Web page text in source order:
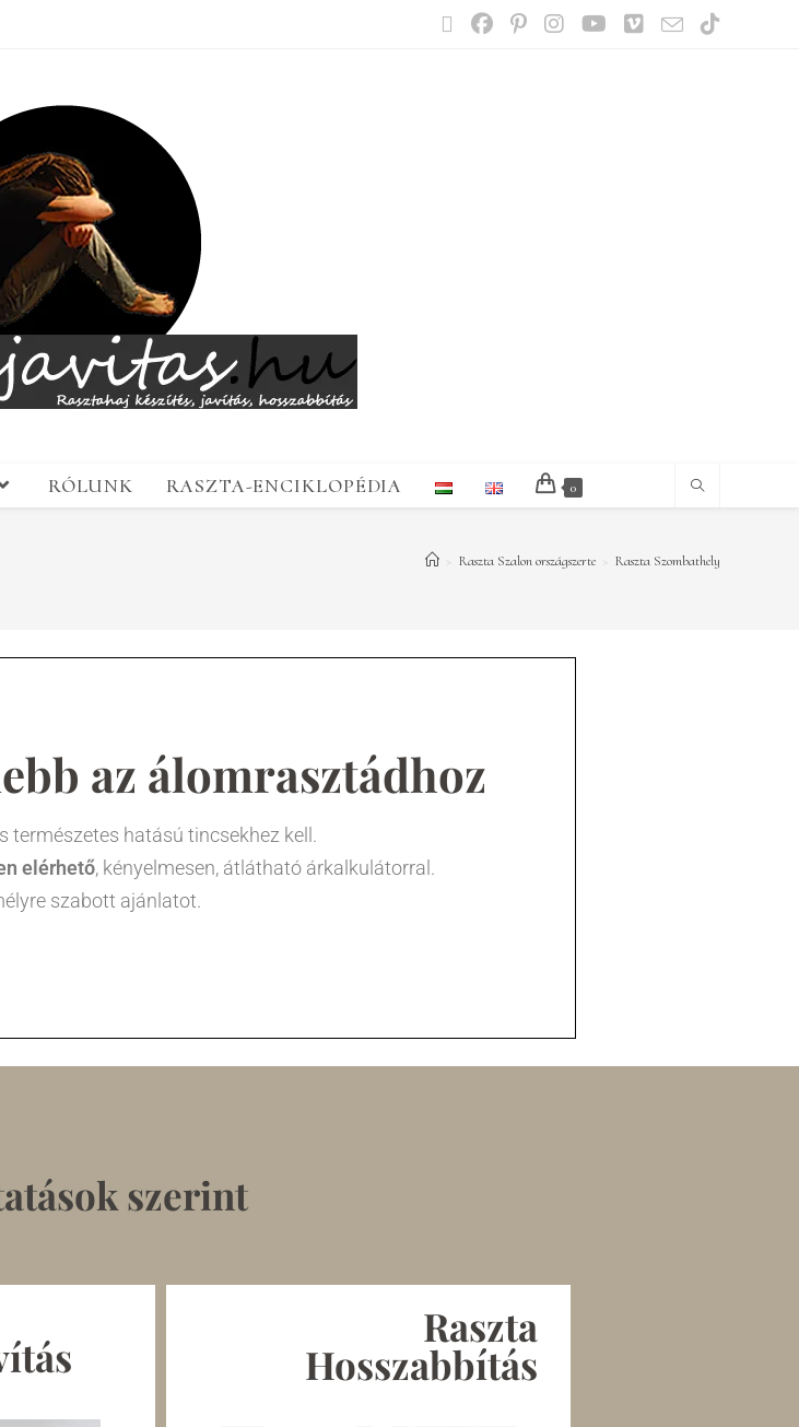
RÓLUNK RASZTA-ENCIKLOPÉDIA 0
> Raszta Szalon országszerte > Raszta Szombathely
az álomrasztádhoz
természetes hatású tincsekhez kell.
elérhető, kényelmesen, átlátható árkalkulátorral.
szabott ajánlatot.
szerint
Raszta
Hosszabbítás